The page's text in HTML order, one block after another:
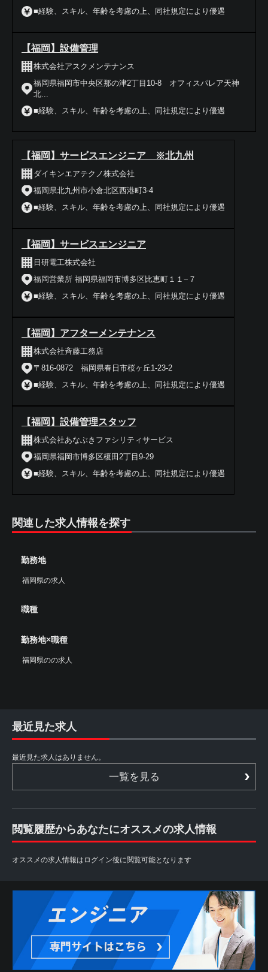
■経験、スキル、年齢を考慮の上、同社規定により優遇
【福岡】設備管理
株式会社アスクメンテナンス
福岡県福岡市中央区那の津2丁目10-8 オフィスパレア天神
北...
■経験、スキル、年齢を考慮の上、同社規定により優遇
【福岡】サービスエンジニア ※北九州
ダイキンエアテクノ株式会社
福岡県北九州市小倉北区西港町3-4
■経験、スキル、年齢を考慮の上、同社規定により優遇
【福岡】サービスエンジニア
日研電工株式会社
福岡営業所 福岡県福岡市博多区比恵町１１−７
■経験、スキル、年齢を考慮の上、同社規定により優遇
【福岡】アフターメンテナンス
株式会社斉藤工務店
〒816-0872 福岡県春日市桜ヶ丘1-23-2
■経験、スキル、年齢を考慮の上、同社規定により優遇
【福岡】設備管理スタッフ
株式会社あなぶきファシリティサービス
福岡県福岡市博多区榎田2丁目9-29
■経験、スキル、年齢を考慮の上、同社規定により優遇
関連した求人情報を探す
勤務地
福岡県の求人
職種
勤務地×職種
福岡県のの求人
最近見た求人
最近見た求人はありません。
一覧を見る
閲覧履歴からあなたにオススメの求人情報
オススメの求人情報はログイン後に閲覧可能となります